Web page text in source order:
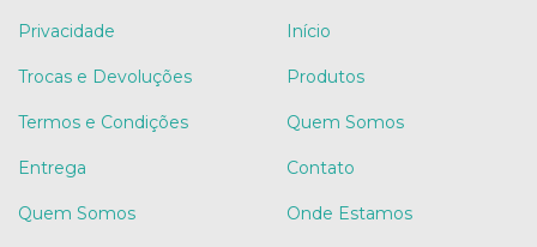
Privacidade
Trocas e Devoluções
Termos e Condições
Entrega
Quem Somos
Início
Produtos
Quem Somos
Contato
Onde Estamos